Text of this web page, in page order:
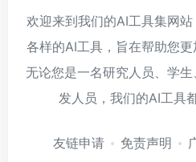
欢迎来到我们的AI工具集网
各样的AI工具，旨在帮助您更
无论您是一名研究人员、学
发人员，我们的AI工具
友链申请 免责声明